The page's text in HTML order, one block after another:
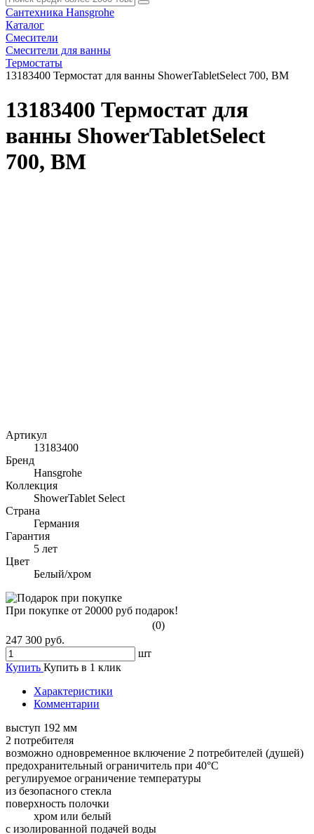
Сантехника Hansgrohe
Каталог
Смесители
Смесители для ванны
Термостаты
13183400 Термостат для ванны ShowerTabletSelect 700, BM
13183400 Термостат для
ванны ShowerTabletSelect
700, BM
Артикул
13183400
Бренд
Hansgrohe
Коллекция
ShowerTablet Select
Страна
Германия
Гарантия
5 лет
Цвет
Белый/хром
При покупке от 20000 руб подарок!
(0)
247 300 руб.
шт
Купить Купить в 1 клик
Характеристики
Комментарии
выступ 192 мм
2 потребителя
возможно одновременное включение 2 потребителей (душей)
предохранительный ограничитель при 40°C
регулируемое ограничение температуры
из безопасного стекла
поверхность полочки
хром или белый
с изолированной подачей воды